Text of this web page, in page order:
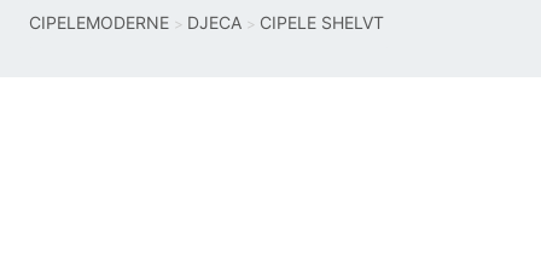
CIPELEMODERNE DJECA CIPELE SHELVT